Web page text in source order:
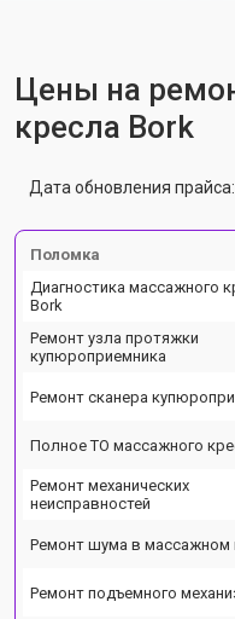
Цены на
кресла Bork
Дата обновления
Поломка
Диагностика массажного
Bork
Ремонт узла протяжки
купюроприемника
Ремонт сканера
Полное ТО массажного
Ремонт механических
неисправностей
Ремонт шума в массажном
Ремонт подъемного